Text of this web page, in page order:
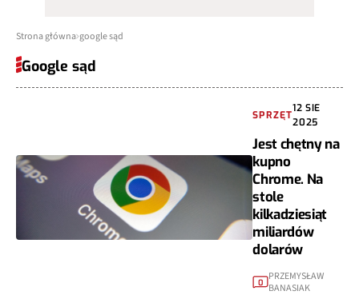
Strona główna google sąd
Google sąd
SPRZĘT
12 SIE
2025
Jest chętny na
kupno
Chrome. Na
stole
kilkadziesiąt
miliardów
dolarów
0
PRZEMYSŁAW
BANASIAK